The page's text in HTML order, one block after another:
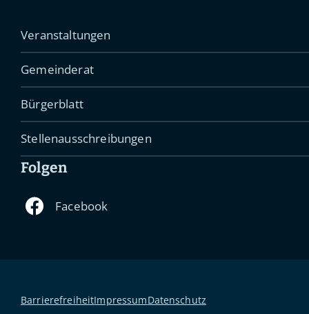
Veranstaltungen
Gemeinderat
Bürgerblatt
Stellenausschreibungen
Folgen
BarrierefreiheitImpressumDatenschutz